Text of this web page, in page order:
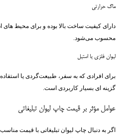
ماگ حرارتی
دارای کیفیت ساخت بالا بوده و برای محیط ‌های
محسوب می‌شود.
لیوان فلزی یا استیل
برای افرادی که به سفر، طبیعت‌گردی یا
گزینه ‌ای بسیار کاربردی است.
عوامل مؤثر بر قیمت چاپ لیوان تبلیغاتی
اگر به دنبال چاپ لیوان تبلیغاتی با قیمت